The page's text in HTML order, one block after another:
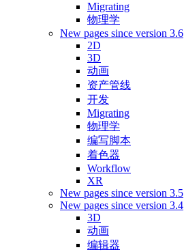
Migrating
物理学
New pages since version 3.6
2D
3D
动画
资产管线
开发
Migrating
物理学
编写脚本
着色器
Workflow
XR
New pages since version 3.5
New pages since version 3.4
3D
动画
编辑器